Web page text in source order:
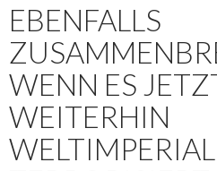
EBENFALLS
WENN ES
WEITERHIN